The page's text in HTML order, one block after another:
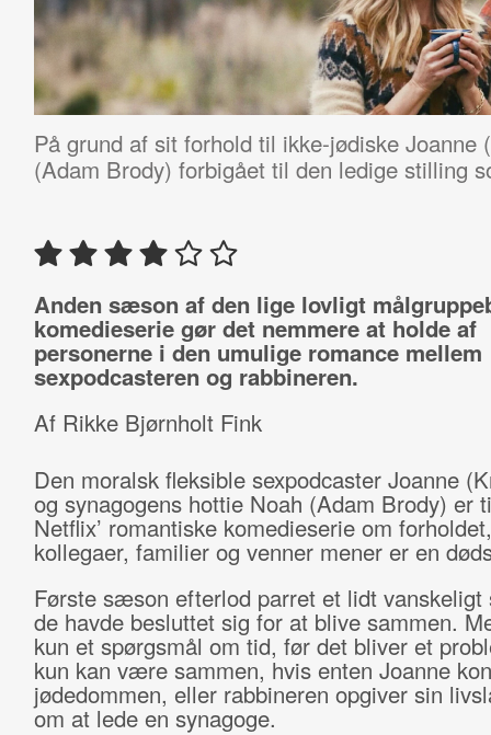
På grund af sit forhold til ikke-jødiske
(Adam Brody) forbigået til den ledige stilling
Anden sæson af den lige lovligt
komedieserie gør det nemmere at holde af
personerne i den umulige romance mellem
sexpodcasteren og rabbineren.
Af Rikke Bjørnholt Fink
Den moralsk fleksible sexpodcaster Joanne
og synagogens hottie Noah (Adam Brody) er
Netflix’ romantiske komedieserie om
kollegaer, familier og venner mener er en
Første sæson efterlod parret et lidt vanskeligt
de havde besluttet sig for at blive sammen.
kun et spørgsmål om tid, før det bliver et
kun kan være sammen, hvis enten Joanne
jødedommen, eller rabbineren opgiver sin
om at lede en synagoge.